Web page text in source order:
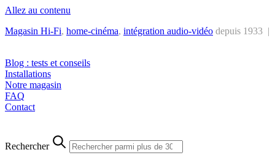
Allez au contenu
Magasin Hi-Fi, home-cinéma, intégration audio-vidéo depuis 1933 |
Blog : tests et conseils
Installations
Notre magasin
FAQ
Contact
Rechercher